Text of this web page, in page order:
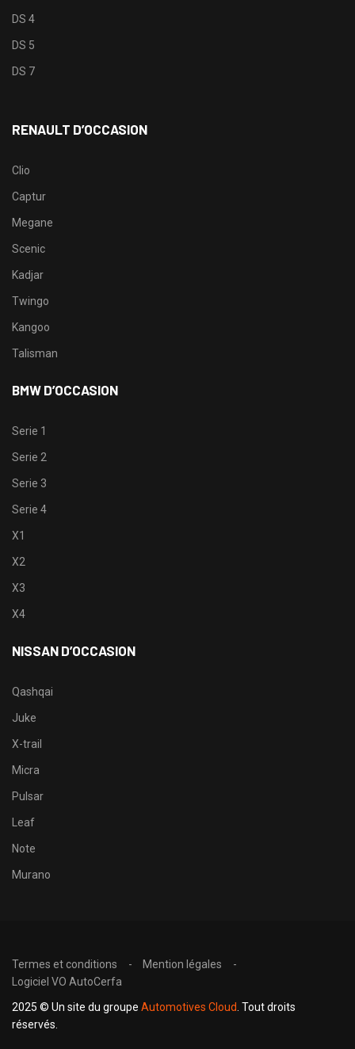
DS 4
DS 5
DS 7
RENAULT D’OCCASION
Clio
Captur
Megane
Scenic
Kadjar
Twingo
Kangoo
Talisman
BMW D’OCCASION
Serie 1
Serie 2
Serie 3
Serie 4
X1
X2
X3
X4
NISSAN D’OCCASION
Qashqai
Juke
X-trail
Micra
Pulsar
Leaf
Note
Murano
Termes et conditions
Mention légales
Logiciel VO AutoCerfa
2025 © Un site du groupe Automotives Cloud . Tout droits
réservés.